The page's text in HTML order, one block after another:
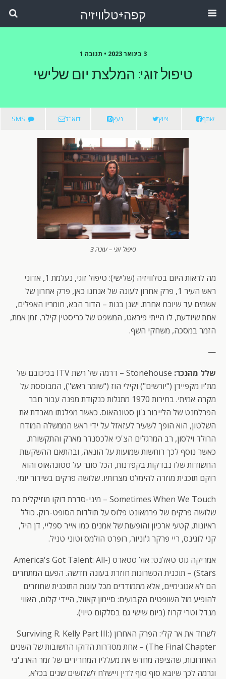
קפה+טלוויזיה
3 בינואר 2023 • תגובה 1
טיפול זוגי: המלצת יום שלישי
שתף ציוץ נעץ דוא"ל SMS
טיפול זוגי – עונה 3
מה לראות היום בטלוויזיה (שלישי): טיפול זוגי, נעלמת 1, אדוני
ראש העיר 1, פרק אחרון לעונה של אנחנו כאן, פרק אחרון של
אשמים עד שיוכח אחרת. ישנן בנות – הדור הבא, חומריו האפלים,
אחת שיודעת, לו הייתי פיראט, המשפט של כריסטין קילר, זמן אמת,
הזמר במסכה, משחקי השף.
—
שלל מהנכר:
Stonehouse – דרמה של רשת ITV בכיכובם של
מת'יו מקפיידן ("יורשים") וקילי הוז ("שומר ראש"), המבוססת על
מקרה אמיתי. בחירות 1970 מתגלות כנקודת מפנה עבור חבר
הפרלמנט של הלייבור ג'ון סטונהאוס. כאשר מפלגתו מאבדת את
השלטון, הוא הופך לשעיר לעזאזל על ידי ראש הממשלה המודח
הרולד וילסון, רב המרגלים הצ'כי אלכסנדר מארק והתקשורת.
כאשר נוסף לכך רוחשות שמועות על הונאה, ובהתאם ההשקעות
החשודות שלו נבדקות בקפדנות, הכל סוגר על סטונהאוס והוא
רוקם תוכנית מוזרה להימלט מצרותיו. שלושה פרקים בשידור יומי.
Sometimes When We Touch – מיני-סדרת דוקו מוזיקלית בת
שלושה פרקים של פרמאונט פלוס על תולדות הסופט-רוק. כולל
ראיונות, קטעי ארכיון והופעות של אמנים כמו אייר ספליי, דן היל,
קני לוגינס, ריי פרקר ג'וניור, רופרט הולמס וטוני טניל.
אמריקה גוט טאלנט: אול סטארס (America's Got Talent: All-
Stars) – תוכנית הכשרונות חוזרת בעונה חדשה. הפעם המתחרים
הם לא אנונימיים, אלא מתמודדים מכל עונות התוכנית שחוזרים
להופיע מול השופטים הקבועים: סיימון קאוול, היידי קלום, האווי
מנדל וטרי קרוז (ביום שישי גם בסלקום טיוי).
לשרוד את אר קלי: הפרק האחרון (Surviving R. Kelly Part III:
The Final Chapter) – אחת מסדרות הדוקו החשובות של השנים
האחרונות, שהציפה מחדש את מעלליו המחרידים של זמר הארנ'בי
וגרמה לכך שיובא סוף סוף לדין ויישלח לשלושים שנים בכלא,